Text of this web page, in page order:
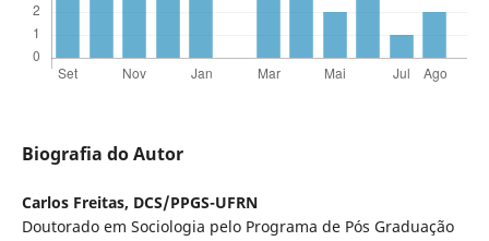
Biografia do Autor
Carlos Freitas, DCS/PPGS-UFRN
Doutorado em Sociologia pelo Programa de Pós Graduação